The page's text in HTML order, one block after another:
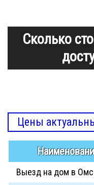
Сколько
Цены
Выезд на дом в